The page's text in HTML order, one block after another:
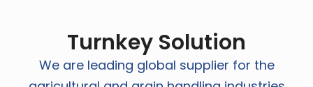
Turnkey Solution
We are leading global supplier for the